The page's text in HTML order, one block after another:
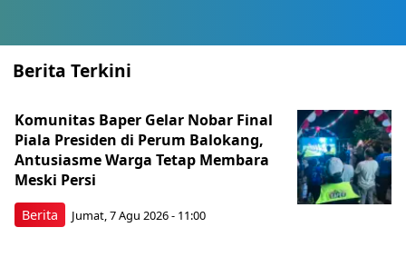
Berita Terkini
Berita
Komunitas Baper Gelar Nobar Final
Piala Presiden di Perum Balokang,
Antusiasme Warga Tetap Membara
Meski Persi
Jumat, 7 Agu 2026 - 11:00